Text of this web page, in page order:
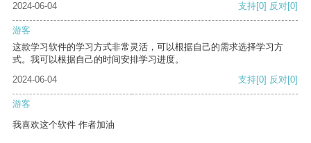
2024-06-04 支持[0] 反对[0]
游客
这款学习软件的学习方式非常灵活，可以根据自己的需求选择学习方
式。我可以根据自己的时间安排学习进度。
2024-06-04
支持[0] 反对[0]
游客
我喜欢这个软件 作者加油